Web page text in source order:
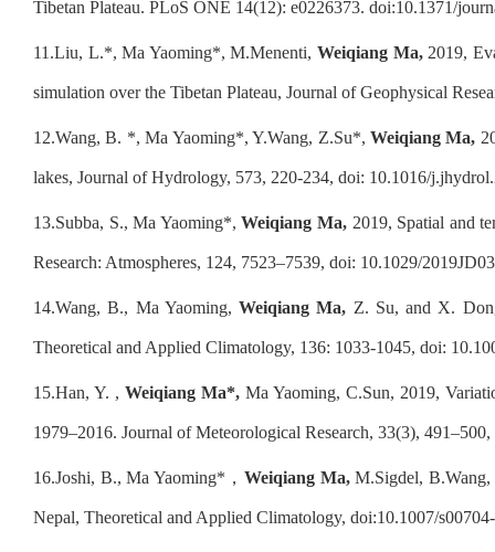
Tibetan Plateau. PLoS ONE 14(12): e0226373. doi:10.1371/
11.Liu, L.*, Ma Yaoming*, M.Menenti,Weiqiang Ma,2019,
simulation over the Tibetan Plateau, Journal of Geophysical
12.Wang, B. *, Ma Yaoming*, Y.Wang, Z.Su*, Weiqiang Ma,
lakes, Journal of Hydrology, 573, 220-234, doi: 10.1016/
13.Subba, S., Ma Yaoming*,Weiqiang Ma, 2019, Spatial and
Research: Atmospheres, 124, 7523–7539, doi: 10.1029/
14.Wang, B., Ma Yaoming, Weiqiang Ma, Z. Su, and X.
Theoretical and Applied Climatology, 136: 1033-1045, doi:
15.Han, Y. , Weiqiang Ma*, Ma Yaoming, C.Sun, 2019,
1979–2016. Journal of Meteorological Research, 33(3),
16.Joshi, B., Ma Yaoming* ，Weiqiang Ma,M.Sigdel, B.Wang,
Nepal, Theoretical and Applied Climatology, doi:10.1007/